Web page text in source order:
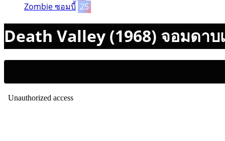
Zombie ซอมบี้ 25
Death Valley (1968) จอมดา